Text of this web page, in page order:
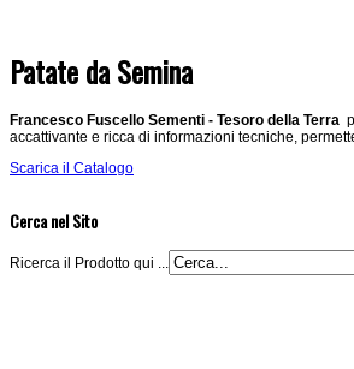
Patate da Semina
Francesco Fuscello Sementi - Tesoro della Terra
accattivante e ricca di informazioni tecniche,
Scarica il Catalogo
Cerca nel Sito
Ricerca il Prodotto qui ...